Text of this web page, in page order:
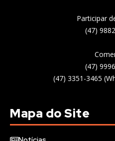
Participar
(47)
(47)
(47) 3351-3465
Mapa do Site